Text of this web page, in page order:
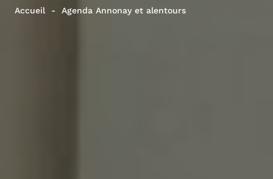
Accueil Agenda Annonay et alentours